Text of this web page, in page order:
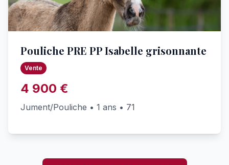
Pouliche PRE PP Isabelle grisonnante
Vente
4 900 €
Jument/Pouliche • 1 ans • 71